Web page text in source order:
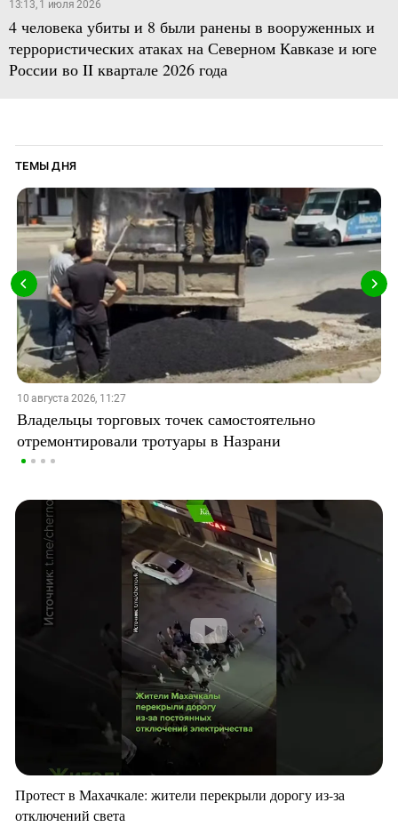
13:13, 1 июля 2026
4 человека убиты и 8 были ранены в вооруженных и
террористических атаках на Северном Кавказе и юге
России во II квартале 2026 года
ТЕМЫ ДНЯ
10 августа 2026, 11:27
Владельцы торговых точек самостоятельно
отремонтировали тротуары в Назрани
Протест в Махачкале: жители перекрыли дорогу из-за
отключений света